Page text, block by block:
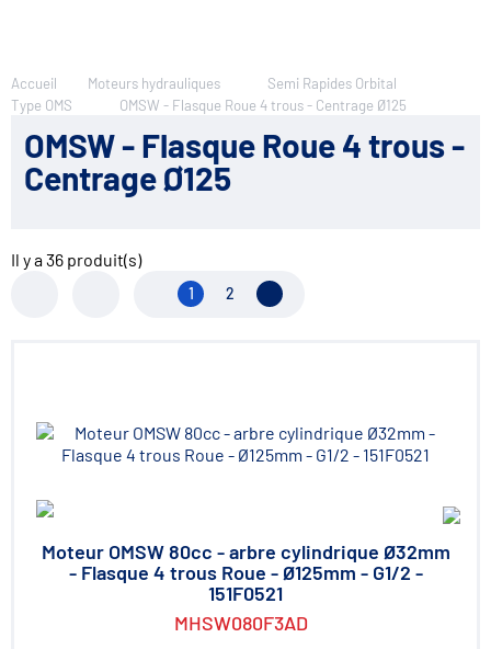
Accueil Moteurs hydrauliques
Semi Rapides Orbital
Type OMS
OMSW - Flasque Roue 4 trous - Centrage Ø125
OMSW - Flasque Roue 4 trous -
Centrage Ø125
Il y a36 produit(s)
1 2 Page suivante
Moteur OMSW 80cc - arbre cylindrique Ø32mm
- Flasque 4 trous Roue - Ø125mm - G1/2 -
151F0521
MHSW080F3AD